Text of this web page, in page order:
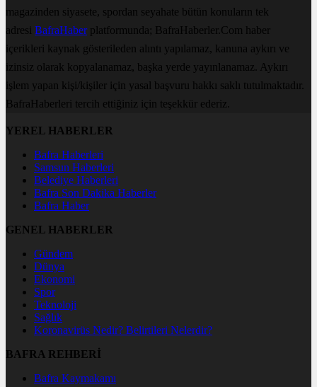
magazinden siyasete, spordan seyahate bütün konuların tek
adresi BafraHaberplatformunda; BafraHaberler.Com haber
içerikleri kaynak gösterileden alıntı yapılamaz, kanuna aykırı ve
izinsiz olarak kopyalanamaz, başka yerde yayınlanamaz. Aykırı
işlem yapan kişi/kişiler için yasal başvuru hakkı saklı tutulmaktadır.
BafraHaberleri tercih ettiğiniz için teşekkür ederiz.
YEREL HABERLER
Bafra Haberleri
Samsun Haberleri
Belediye Haberleri
Bafra Son Dakika Haberler
Bafra Haber
GENEL HABERLER
Gündem
Dünya
Ekonomi
Spor
Teknoloji
Sağlık
Koronavirüs Nedir? Belirtileri Nelerdir?
BAFRA REHBERİ
Bafra Kaymakamı